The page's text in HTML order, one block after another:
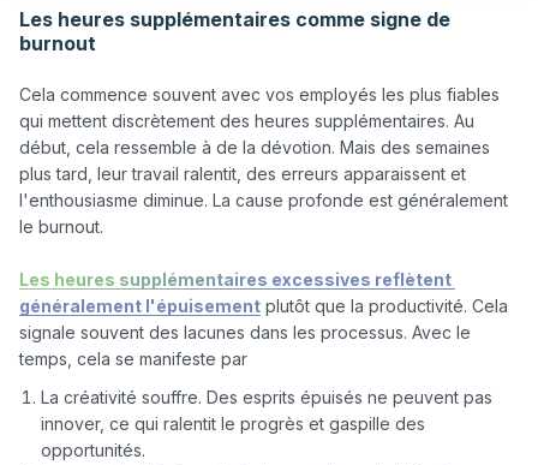
Les heures supplémentaires comme signe de
burnout
Cela commence souvent avec vos employés les plus fiables
qui mettent discrètement des heures supplémentaires. Au
début, cela ressemble à de la dévotion. Mais des semaines
plus tard, leur travail ralentit, des erreurs apparaissent et
l'enthousiasme diminue. La cause profonde est généralement
le burnout.
Les heures supplémentaires excessives reflètent
généralement l'épuisement plutôt que la productivité. Cela
signale souvent des lacunes dans les processus. Avec le
La créativité souffre. Des esprits épuisés ne peuvent pas
innover, ce qui ralentit le progrès et gaspille des
opportunités.